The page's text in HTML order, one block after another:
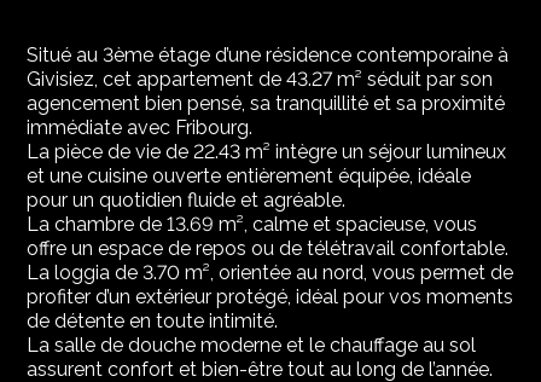
Situé au 3ème étage d’une résidence contemporaine à
Givisiez, cet appartement de 43.27 m² séduit par son
agencement bien pensé, sa tranquillité et sa proximité
immédiate avec Fribourg.
La pièce de vie de 22.43 m² intègre un séjour lumineux
et une cuisine ouverte entièrement équipée, idéale
pour un quotidien fluide et agréable.
La chambre de 13.69 m², calme et spacieuse, vous
offre un espace de repos ou de télétravail confortable.
La loggia de 3.70 m², orientée au nord, vous permet de
profiter d’un extérieur protégé, idéal pour vos moments
de détente en toute intimité.
La salle de douche moderne et le chauffage au sol
assurent confort et bien-être tout au long de l’année.